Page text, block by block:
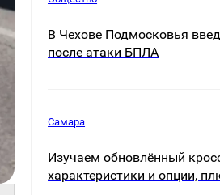
В Чехове Подмосковья
после атаки БПЛА
Самара
Изучаем обновлённый
характеристики и опции,